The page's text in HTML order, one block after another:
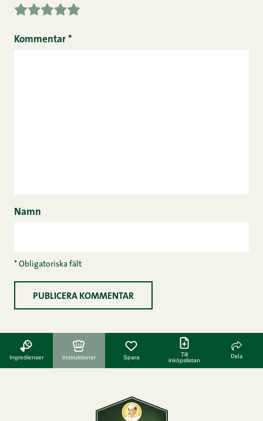
Kommentar *
Namn
* Obligatoriska fält
Ingredienser Instruktioner Spara
Till
inköpslistan
Dela